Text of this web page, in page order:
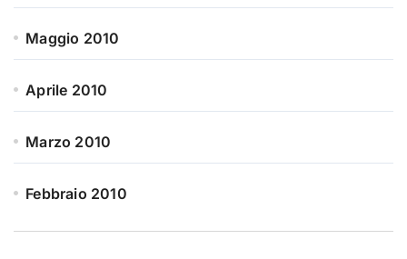
Maggio 2010
Aprile 2010
Marzo 2010
Febbraio 2010